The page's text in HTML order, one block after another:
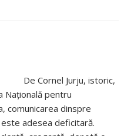
De Cornel Jurju, istoric,
Națională pentru
comunicarea dinspre
adesea deficitară.